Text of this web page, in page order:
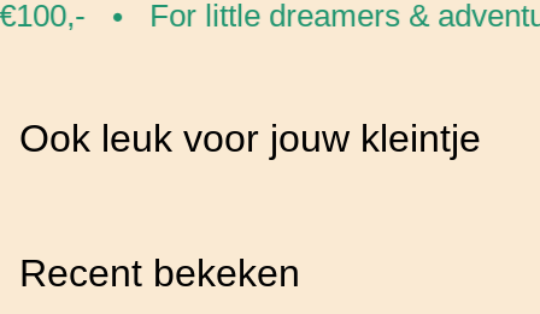
For little dreamers &
Ook leuk voor jouw kleintje
Recent bekeken